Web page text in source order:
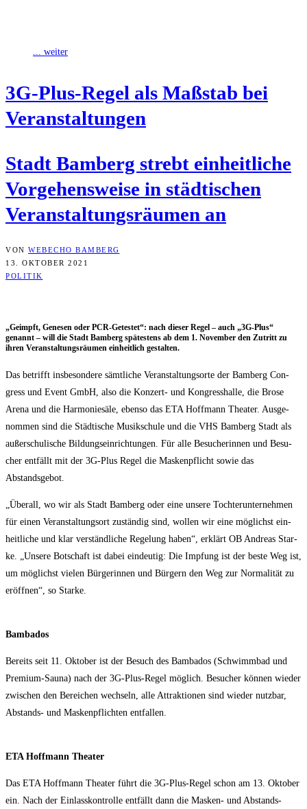
... weiter
3G-Plus-Regel als Maß­stab bei
Veranstaltungen
Stadt Bam­berg strebt ein­heit­li­che
Vor­ge­hens­wei­se in städ­ti­schen
Ver­an­stal­tungs­räu­men an
VON WEBECHO BAMBERG
13. OKTOBER 2021
POLITIK
„Geimpft, Gene­sen oder PCR-Getes­tet“: nach die­ser Regel – auch „3G-Plus“
genannt – will die Stadt Bam­berg spä­tes­tens ab dem 1. Novem­ber den Zutritt zu
ihren Ver­an­stal­tungs­räu­men ein­heit­lich gestalten.
Das betrifft ins­be­son­de­re sämt­li­che Ver­an­stal­tungs­or­te der Bam­berg Con­
gress und Event GmbH, also die Kon­zert- und Kon­gress­hal­le, die Bro­se
Are­na und die Har­mo­nie­sä­le, eben­so das ETA Hoff­mann Thea­ter. Aus­ge­
nom­men sind die Städ­ti­sche Musik­schu­le und die VHS Bam­berg Stadt als
außer­schu­li­sche Bil­dungs­ein­rich­tun­gen. Für alle Besu­che­rin­nen und Besu­
cher ent­fällt mit der 3G-Plus Regel die Mas­ken­pflicht sowie das
Abstandsgebot.
„Über­all, wo wir als Stadt Bam­berg oder eine unse­re Toch­ter­un­ter­neh­men
für einen Ver­an­stal­tungs­ort zustän­dig sind, wol­len wir eine mög­lichst ein­
heit­li­che und klar ver­ständ­li­che Rege­lung haben“, erklärt OB Andre­as Star­
ke. „Unse­re Bot­schaft ist dabei ein­deu­tig: Die Imp­fung ist der bes­te Weg ist,
um mög­lichst vie­len Bür­ge­rin­nen und Bür­gern den Weg zur Nor­ma­li­tät zu
eröff­nen“, so Starke.
Bam­ba­dos
Bereits seit 11. Okto­ber ist der Besuch des Bam­ba­dos (Schwimm­bad und
Pre­mi­um-Sau­na) nach der 3G-Plus-Regel mög­lich. Besu­cher kön­nen wie­der
zwi­schen den Berei­chen wech­seln, alle Attrak­tio­nen sind wie­der nutz­bar,
Abstands- und Mas­ken­pflich­ten entfallen.
ETA Hoff­mann Theater
Das ETA Hoff­mann Thea­ter führt die 3G-Plus-Regel schon am 13. Okto­ber
ein. Nach der Ein­lass­kon­trol­le ent­fällt dann die Mas­ken- und Abstands­